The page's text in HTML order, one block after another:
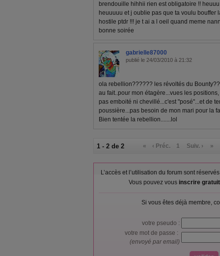
brendouille hihhii rien est obligatoire !!
heuuuuu et j oublie pas que ta voulu bouffer
hostile ptdr !!! je t ai a l oeil quand meme
bonne soirée
gabrielle87000
publié le 24/03/2010 à 21:32
ola rebellion?????? les révoltés du
au fait..pour mon étagère...vues les
pas emboité ni chevillé...c'est "posé"...et de
poussière...pas besoin de mon mari pour la
Bien tentée la rebellion.......lol
1 - 2 de 2 « ‹ Préc. 1 Suiv. › »
L’accès et l’utilisation du forum sont
Vous pouvez vous inscrire
Si vous êtes déjà membre,
votre pseudo :
votre mot de passe :
(envoyé par email)